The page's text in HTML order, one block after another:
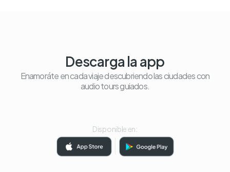
Descarga la app
Enamoráte en cada viaje descubriendo las ciudades con
audio tours guiados.
Disponible en: